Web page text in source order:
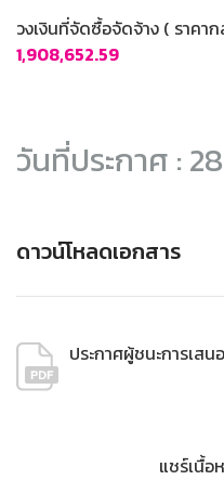
วงเงินที่จัดซื้อจัดจ้าง ( ราคาก
1,908,652.59
วันที่ประกาศ :
ดาวน์โหลดเอกสาร
ประกาศผู้ชนะการเสน
แชร์เนื้อ